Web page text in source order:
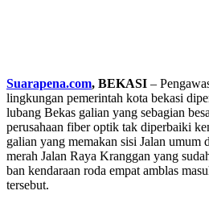
Suarapena.com, BEKASI –
lingkungan pemerintah kota bekasi
lubang Bekas galian yang sebagian
perusahaan fiber optik tak diperbaiki
galian yang memakan sisi Jalan umum
merah Jalan Raya Kranggan yang
ban kendaraan roda empat amblas
tersebut.